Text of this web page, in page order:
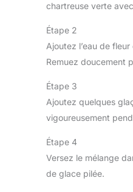
chartreuse verte
Étape 2
Ajoutez l’eau de
Remuez doucement
Étape 3
Ajoutez quelques
vigoureusement
Étape 4
Versez le mélange
de glace pilée.